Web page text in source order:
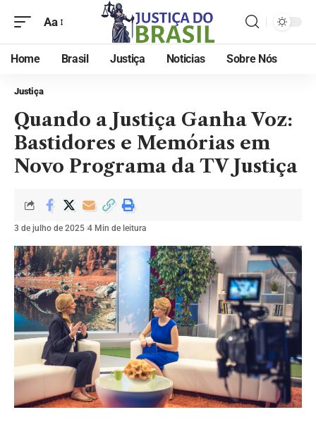
Aa
Home Brasil Justiça Noticias Sobre Nós
Justiça
Quando a Justiça Ganha Voz:
Bastidores e Memórias em
Novo Programa da TV Justiça
3 de julho de 2025 4 Min de leitura